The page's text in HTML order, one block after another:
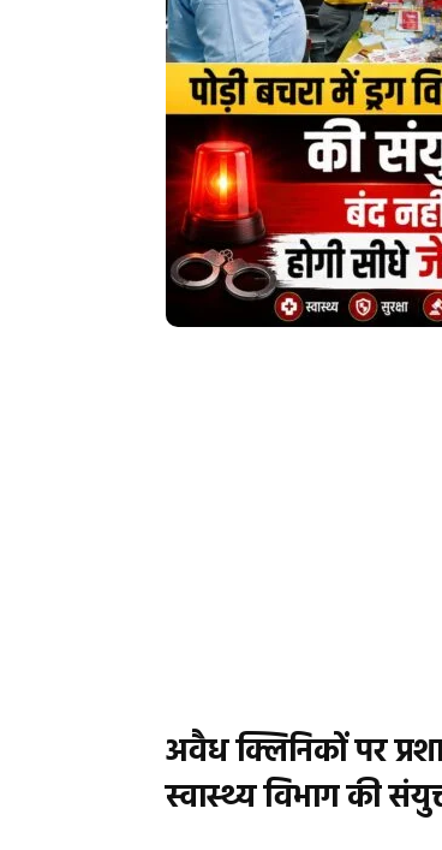
अवैध क्लिनिकों पर
स्वास्थ्य विभाग की